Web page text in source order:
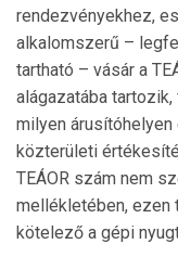
rendezvényekhez,
alkalomszerű –
tartható – vásár a
alágazatába
milyen
közterületi
TEÁOR szám nem
mellék­letében, ezen
kö­telező a gépi